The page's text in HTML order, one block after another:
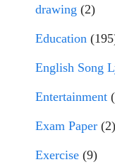
drawing (2)
Education
English Song
Entertainment
Exam Paper (2)
Exercise (9)